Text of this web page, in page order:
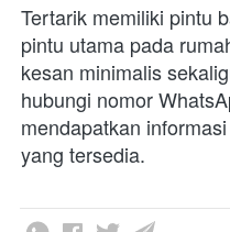
Tertarik memiliki pintu
pintu utama pada
kesan minimalis
hubungi nomor
mendapatkan
yang tersedia.